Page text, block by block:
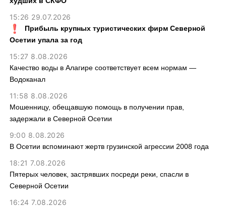
15:26 29.07.2026
Прибыль крупных туристических фирм Северной
Осетии упала за год
15:27 8.08.2026
Качество воды в Алагире соответствует всем нормам —
Водоканал
11:58 8.08.2026
Мошенницу, обещавшую помощь в получении прав,
задержали в Северной Осетии
9:00 8.08.2026
В Осетии вспоминают жертв грузинской агрессии 2008 года
18:21 7.08.2026
Пятерых человек, застрявших посреди реки, спасли в
Северной Осетии
16:24 7.08.2026